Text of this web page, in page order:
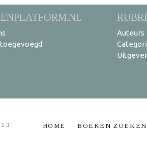
Auteurs
HOME BOEKEN ZOEKEN